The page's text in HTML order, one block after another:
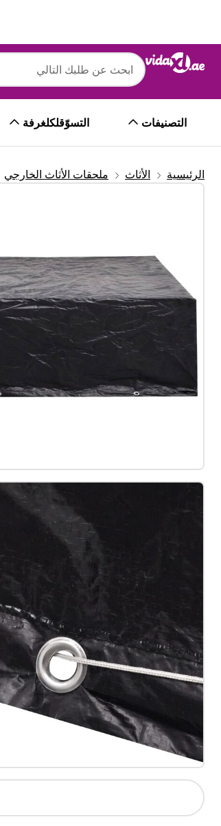
التصنيفات التسوّقلكلغرفة
الرئيسية الأثاث ملحقات الأثاث الخارجي